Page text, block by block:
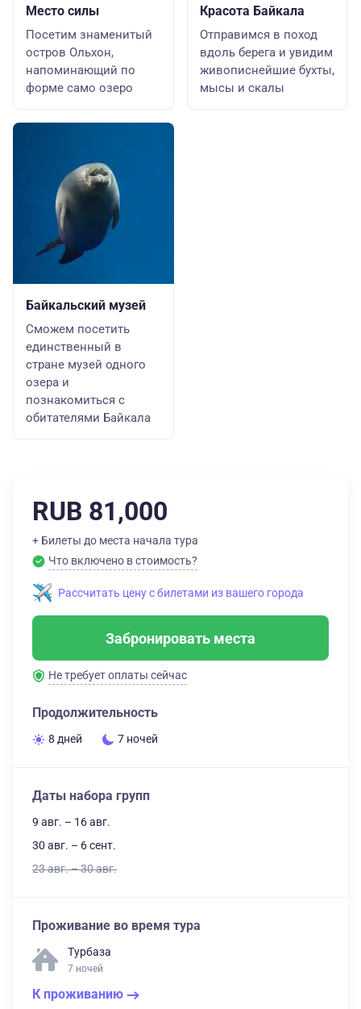
Место силы
Посетим знаменитый
остров Ольхон,
напоминающий по
форме само озеро
Байкальский музей
Сможем посетить
единственный в
стране музей одного
озера и
познакомиться с
обитателями Байкала
Красота Байкала
Отправимся в поход
вдоль берега и увидим
живописнейшие бухты,
мысы и скалы
RUB 81,000
+ Билеты до места начала тура
Что включено в стоимость?
Рассчитать цену с билетами из вашего города
Забронировать места
Не требует оплаты сейчас
Продолжительность
8 дней 7 ночей
Даты набора групп
9 авг. – 16 авг.
30 авг. – 6 сент.
23 авг. – 30 авг.
Проживание во время тура
Турбаза
7 ночей
К проживанию